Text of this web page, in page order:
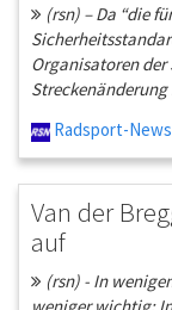
(rsn) – Da “die
Organisatoren der
Streckenänderung
Radsport-
Van der
auf
(rsn) - In